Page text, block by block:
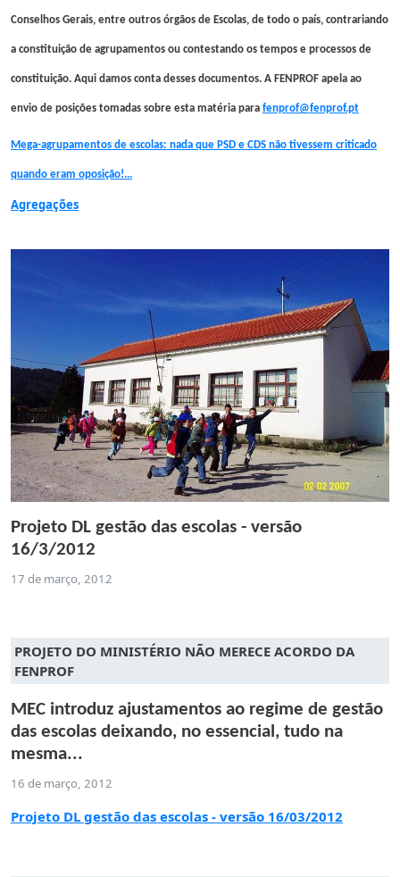
Conselhos Gerais, entre outros órgãos de Escolas, de todo o país, contrariando
a constituição de agrupamentos ou contestando os tempos e processos de
constituição. Aqui damos conta desses documentos. A FENPROF apela ao
envio de posições tomadas sobre esta matéria para fenprof@fenprof.pt
Mega-agrupamentos de escolas: nada que PSD e CDS não tivessem criticado
quando eram oposição!...
Agregações
Projeto DL gestão das escolas - versão
16/3/2012
17 de março, 2012
PROJETO DO MINISTÉRIO NÃO MERECE ACORDO DA
FENPROF
MEC introduz ajustamentos ao regime de gestão
das escolas deixando, no essencial, tudo na
mesma...
16 de março, 2012
Projeto DL gestão das escolas - versão 16/03/2012